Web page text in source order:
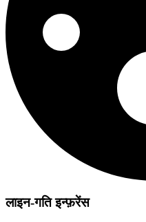
लाइन-गति इन्फ़रेंस